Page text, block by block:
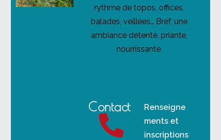
rythme de topos, offices,
balades, veillées… Bref, une
ambiance détente, priante,
nourrissante.
Contact
Renseigne
ments et
inscriptions